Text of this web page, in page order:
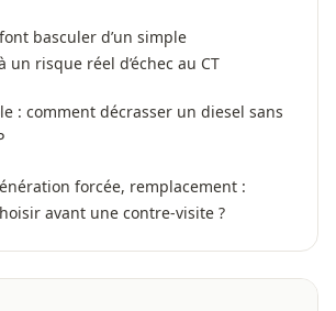
basculer d’un simple
un risque réel d’échec au CT
: comment décrasser un diesel sans
forcée, remplacement :
avant une contre-visite ?